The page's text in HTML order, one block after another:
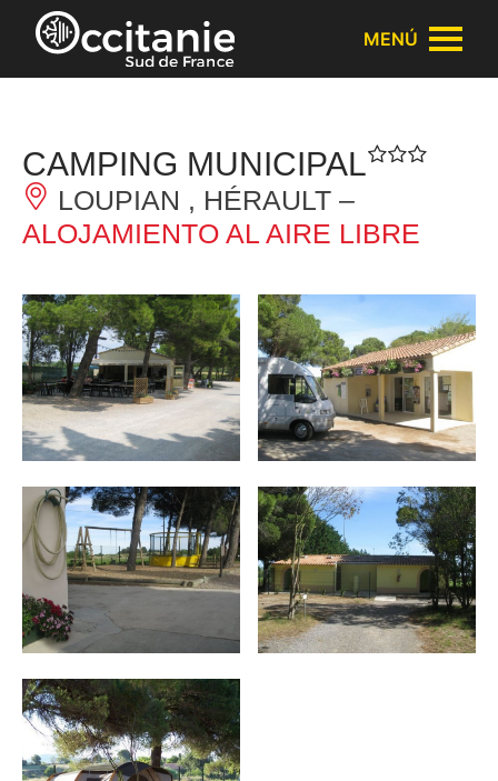
Panel de gestión de cookies
MENÚ
CAMPING MUNICIPAL
LOUPIAN , HÉRAULT –
ALOJAMIENTO AL AIRE LIBRE